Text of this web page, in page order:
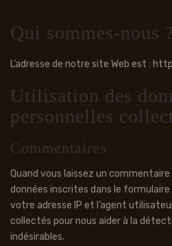
Qui sommes-nous ?
L’adresse de notre site Web est :
Utilisation des
personnelles
Commentaires
Quand vous laissez un
données inscrites dans le
votre adresse IP et l’agent
collectés pour nous aider à la
indésirables.